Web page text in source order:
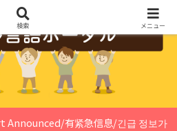
Announced/有紧急信息/긴급 정보가
検索 メニュー